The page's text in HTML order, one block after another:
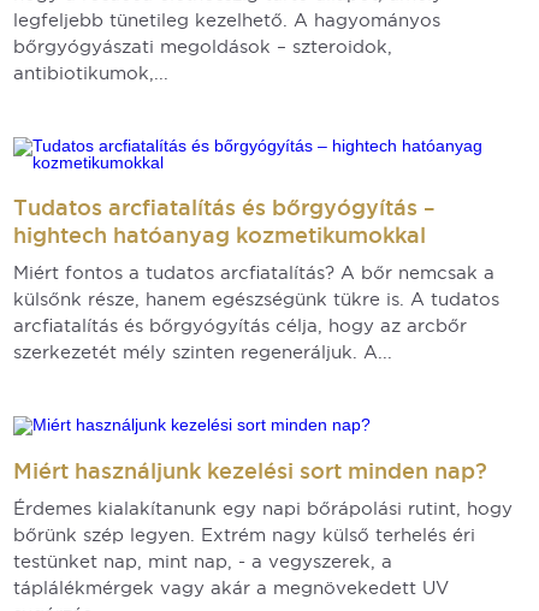
legfeljebb tünetileg kezelhető. A hagyományos
bőrgyógyászati megoldások – szteroidok,
antibiotikumok,...
Tudatos arcfiatalítás és bőrgyógyítás –
hightech hatóanyag kozmetikumokkal
Miért fontos a tudatos arcfiatalítás? A bőr nemcsak a
külsőnk része, hanem egészségünk tükre is. A tudatos
arcfiatalítás és bőrgyógyítás célja, hogy az arcbőr
szerkezetét mély szinten regeneráljuk. A...
Miért használjunk kezelési sort minden nap?
Érdemes kialakítanunk egy napi bőrápolási rutint, hogy
bőrünk szép legyen. Extrém nagy külső terhelés éri
testünket nap, mint nap, - a vegyszerek, a
táplálékmérgek vagy akár a megnövekedett UV